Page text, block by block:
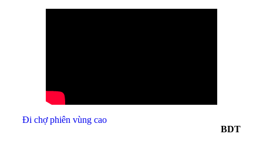
Đi chợ phiên vùng cao
BDT